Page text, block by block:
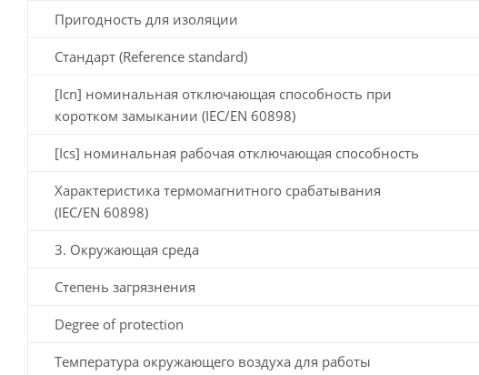
Пригодность для изоляции
Стандарт (Reference standard)
[Icn] номинальная отключающая способность при
коротком замыкании (IEC/EN 60898)
[Ics] номинальная рабочая отключающая способность
Характеристика термомагнитного срабатывания
(IEC/EN 60898)
3. Окружающая среда
Степень загрязнения
Degree of protection
Температура окружающего воздуха для работы